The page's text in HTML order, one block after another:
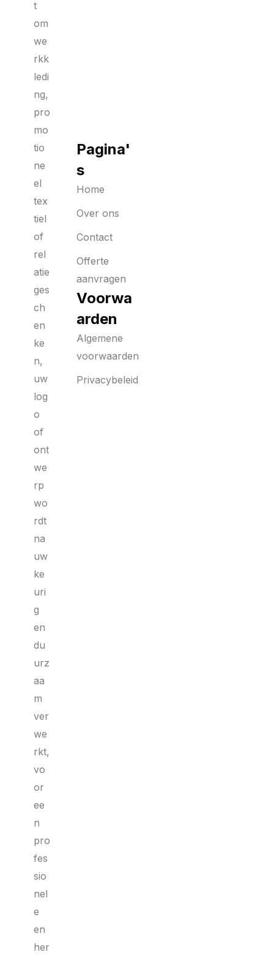
t
om
we
rkk
ledi
ng,
pro
mo
tio
ne
el
tex
tiel
of
rel
atie
ges
ch
en
ke
n,
uw
log
o
of
ont
we
rp
wo
rdt
na
uw
ke
uri
g
en
du
urz
aa
m
ver
we
rkt,
vo
or
ee
n
pro
fes
sio
nel
e
en
her
Pagina'
s
Home
Over ons
Contact
Offerte
aanvragen
Voorwa
arden
Algemene
voorwaarden
Privacybeleid